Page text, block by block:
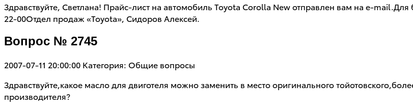
Здравствуйте, Светлана! Прайс-лист на автомобиль Toyota Corolla New отправлен вам на e-
22-00Отдел продаж «Toyota», Сидоров Алексей.
Вопрос № 2745
2007-07-11 20:00:00 Категория: Общие вопросы
Здравствуйте,какое масло для двиготеля можно заменить в место оригинального
производителя?